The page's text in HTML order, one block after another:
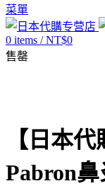
菜單
0 items / NT$0
售罄
【日本
Pabron